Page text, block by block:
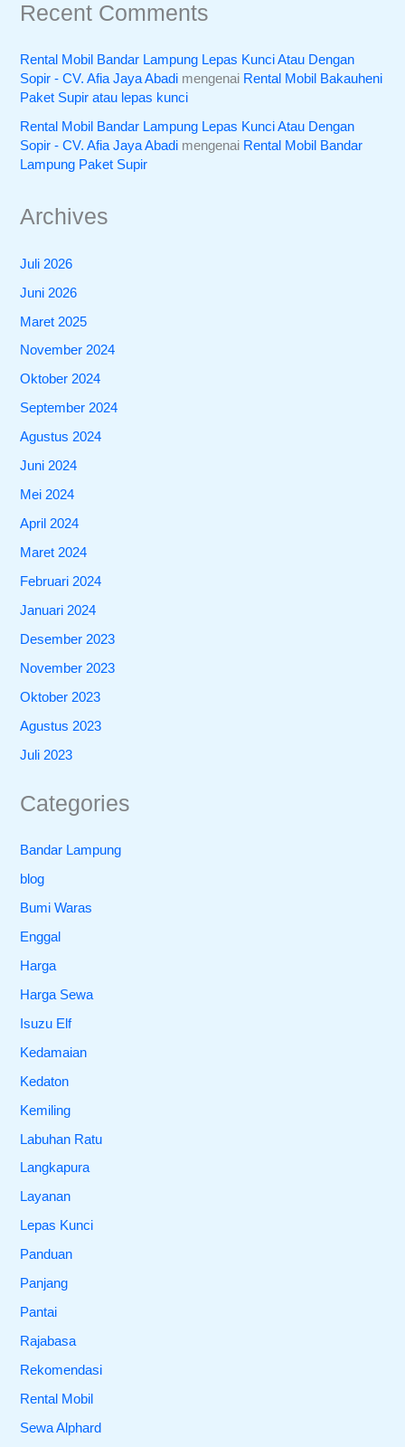
Recent Comments
Rental Mobil Bandar Lampung Lepas Kunci Atau Dengan
Sopir - CV. Afia Jaya Abadi mengenai Rental Mobil Bakauheni
Paket Supir atau lepas kunci
Rental Mobil Bandar Lampung Lepas Kunci Atau Dengan
Sopir - CV. Afia Jaya Abadi mengenai Rental Mobil Bandar
Lampung Paket Supir
Archives
Juli 2026
Juni 2026
Maret 2025
November 2024
Oktober 2024
September 2024
Agustus 2024
Juni 2024
Mei 2024
April 2024
Maret 2024
Februari 2024
Januari 2024
Desember 2023
November 2023
Oktober 2023
Agustus 2023
Juli 2023
Categories
Bandar Lampung
blog
Bumi Waras
Enggal
Harga
Harga Sewa
Isuzu Elf
Kedamaian
Kedaton
Kemiling
Labuhan Ratu
Langkapura
Layanan
Lepas Kunci
Panduan
Panjang
Pantai
Rajabasa
Rekomendasi
Rental Mobil
Sewa Alphard